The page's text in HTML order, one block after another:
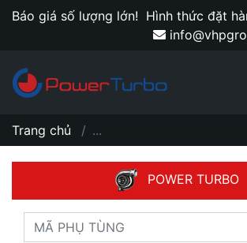
Báo giá số lượng lớn! Hình thức đặt
Trang chủ ...
POWER TURBO